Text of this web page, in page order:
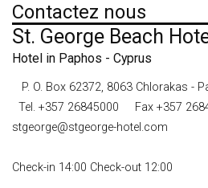
Contactez nous
St. George Beach
Hotel in Paphos - Cyprus
P. O. Box 62372, 8063 Chlorakas -
Tel. +357 26845000
Fax +357
stgeorge@stgeorge-hotel.com
Check-in 14:00 Check-out 12:00